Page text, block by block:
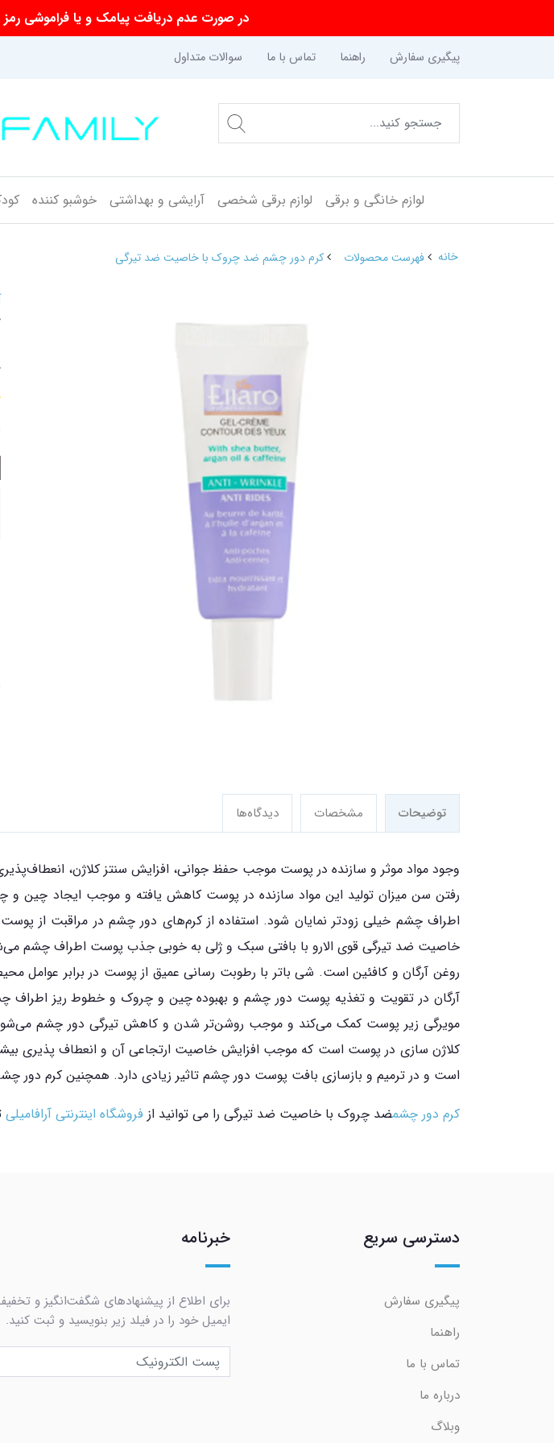
در صورت عدم دریافت پیامک و یا فراموشی رمز
پیگیری سفارش راهنما تماس با ما سوالات متداول
لوازم خانگی و برقی لوازم برقی شخصی آرایشی و بهداشتی خوشبو کننده
خانه فهرست محصولات کرم دور چشم ضد چروک با خاصیت ضد تیرگی
توضیحات مشخصات دیدگاه‌ها
وجود مواد موثر و سازنده در پوست موجب حفظ جوانی، افزایش سنتز کلاژن،
رفتن سن میزان تولید این مواد سازنده در پوست کاهش یافته و موجب ایجاد
اطراف چشم خیلی زودتر نمایان شود. استفاده از کرم‌های دور چشم در مراقبت از
خاصیت ضد تیرگی قوی الارو با بافتی سبک و ژلی به خوبی جذب پوست اطراف چشم
روغن آرگان و کافئین است. شی باتر با رطوبت رسانی عمیق از پوست در برابر
آرگان در تقویت و تغذیه پوست دور چشم و بهبوده چین و چروک و خطوط ریز اطراف
مویرگی زیر پوست کمک می‌کند و موجب روشن‌تر شدن و کاهش تیرگی دور چشم
کلاژن سازی در پوست است که موجب افزایش خاصیت ارتجاعی آن و انعطاف پذیری
است و در ترمیم و بازسازی بافت پوست دور چشم تاثیر زیادی دارد. همچنین کرم
کرم دور چشمضد چروک با خاصیت ضد تیرگی را می توانید از فروشگاه اینترنتی آرافامیلی
دسترسی سریع
پیگیری سفارش
راهنما
تماس با ما
درباره ما
وبلاگ
خبرنامه
برای اطلاع از پیشنهادهای شگفت‌انگیز و
ایمیل خود را در فیلد زیر بنویسید و ثبت کنید.